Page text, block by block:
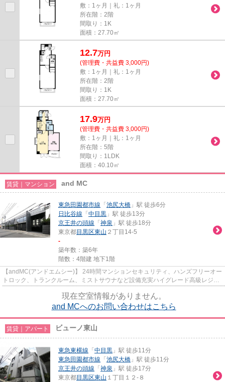
敷：1ヶ月｜礼：1ヶ月
所在階：2階
間取り：1K
面積：27.70㎡
12.7万円
(管理費・共益費 3,000円)
敷：1ヶ月｜礼：1ヶ月
所在階：2階
間取り：1K
面積：27.70㎡
17.9万円
(管理費・共益費 3,000円)
敷：1ヶ月｜礼：1ヶ月
所在階：5階
間取り：1LDK
面積：40.10㎡
賃貸｜マンション and MC
東急田園都市線 「 池尻大橋 」駅 徒歩6分
日比谷線 「 中目黒 」駅 徒歩13分
京王井の頭線 「 神泉 」駅 徒歩18分
東京都目黒区東山 ２丁目14-5
-
築年数：築6年
階数：4階建 地下1階
【andMC(アンドエムシー)】 24時間マンションセキュリティ、ハンズフリーオー
トロック、トランクルーム、ミストサウナなど設備充実ハイグレード高級レジデ
現在空室情報がありません。
and MCへのお問い合わせはこちら
賃貸｜アパート ビューノ東山
東急東横線 「 中目黒 」駅 徒歩11分
東急田園都市線 「 池尻大橋 」駅 徒歩11分
京王井の頭線 「 神泉 」駅 徒歩17分
東京都目黒区東山 １丁目１２-８